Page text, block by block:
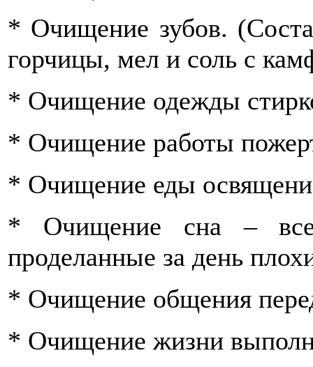
* Очищение зубов.
горчицы, мел и соль с
* Очищение одежды
* Очищение работы
* Очищение еды
* Очищение сна –
проделанные за день
* Очищение общения
* Очищение жизни